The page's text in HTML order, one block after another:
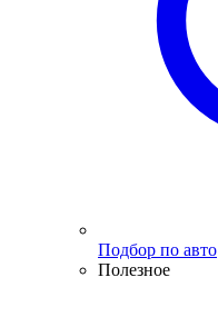
Подбор по авто
Полезное